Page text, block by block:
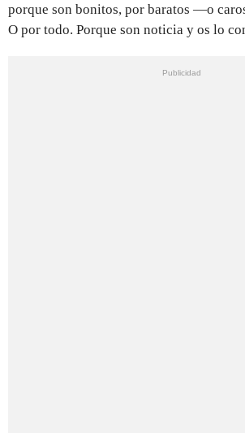
porque son bonitos, por baratos —o
O por todo. Porque son noticia y os lo